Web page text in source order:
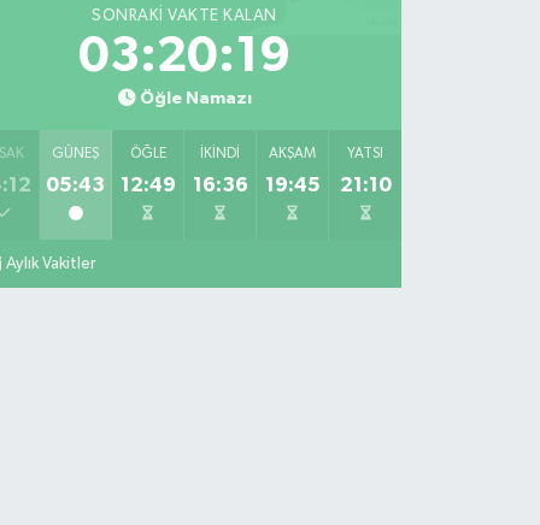
SONRAKI VAKTE KALAN
03:20:18
Öğle Namazı
GÜNEŞ
05:43
ÖĞLE
12:49
İKINDI
16:36
AKŞAM
19:45
YATSI
21:10
Aylık Vakitler